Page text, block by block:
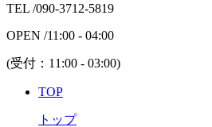
TEL /090-3712-5819
OPEN /11:00 - 04:00
(受付： 11:00 - 03:00)
TOP
トップ